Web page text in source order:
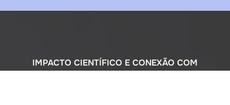
IMPACTO CIENTÍFICO E CONEXÃO COM
A SOCIEDADE